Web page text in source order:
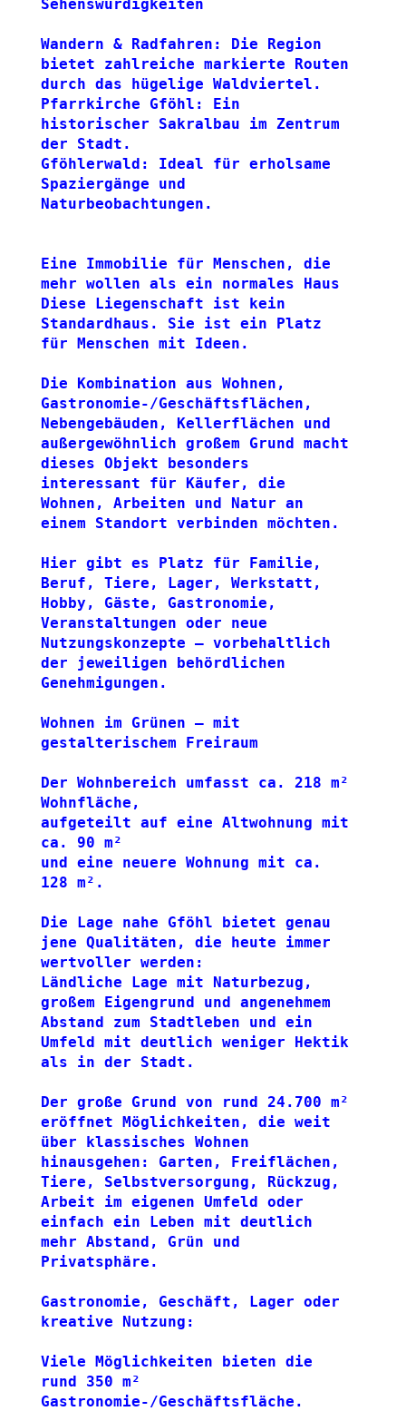
Sehenswürdigkeiten
Wandern & Radfahren: Die Region
bietet zahlreiche markierte Routen
durch das hügelige Waldviertel.
Pfarrkirche Gföhl: Ein
historischer Sakralbau im Zentrum
der Stadt.
Gföhlerwald: Ideal für erholsame
Spaziergänge und
Naturbeobachtungen.
Eine Immobilie für Menschen, die
mehr wollen als ein normales Haus
Diese Liegenschaft ist kein
Standardhaus. Sie ist ein Platz
für Menschen mit Ideen.
Die Kombination aus Wohnen,
Gastronomie-/Geschäftsflächen,
Nebengebäuden, Kellerflächen und
außergewöhnlich großem Grund macht
dieses Objekt besonders
interessant für Käufer, die
Wohnen, Arbeiten und Natur an
einem Standort verbinden möchten.
Hier gibt es Platz für Familie,
Beruf, Tiere, Lager, Werkstatt,
Hobby, Gäste, Gastronomie,
Veranstaltungen oder neue
Nutzungskonzepte – vorbehaltlich
der jeweiligen behördlichen
Genehmigungen.
Wohnen im Grünen – mit
gestalterischem Freiraum
Der Wohnbereich umfasst ca. 218 m²
Wohnfläche,
aufgeteilt auf eine Altwohnung mit
ca. 90 m²
und eine neuere Wohnung mit ca.
128 m².
Die Lage nahe Gföhl bietet genau
jene Qualitäten, die heute immer
wertvoller werden:
Ländliche Lage mit Naturbezug,
großem Eigengrund und angenehmem
Abstand zum Stadtleben und ein
Umfeld mit deutlich weniger Hektik
als in der Stadt.
Der große Grund von rund 24.700 m²
eröffnet Möglichkeiten, die weit
über klassisches Wohnen
hinausgehen: Garten, Freiflächen,
Tiere, Selbstversorgung, Rückzug,
Arbeit im eigenen Umfeld oder
einfach ein Leben mit deutlich
mehr Abstand, Grün und
Privatsphäre.
Gastronomie, Geschäft, Lager oder
kreative Nutzung:
Viele Möglichkeiten bieten die
rund 350 m²
Gastronomie-/Geschäftsfläche.